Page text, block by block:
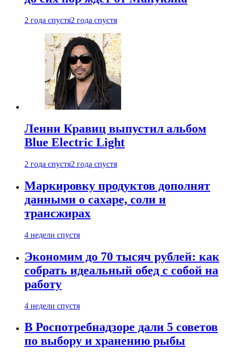
2 года спустя2 года спустя
Ленни Кравиц выпустил альбом
Blue Electric Light
2 года спустя2 года спустя
Маркировку продуктов дополнят
данными о сахаре, соли и
трансжирах
4 недели спустя
Экономим до 70 тысяч рублей: как
собрать идеальный обед с собой на
работу
4 недели спустя
В Роспотребнадзоре дали 5 советов
по выбору и хранению рыбы